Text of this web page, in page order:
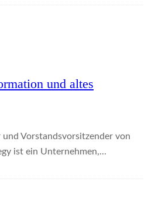
und altes
Vorstandsvorsitzender von
ist ein Unternehmen,...